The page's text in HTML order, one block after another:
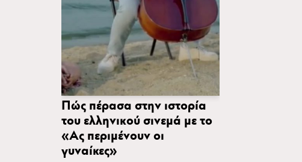
Πώς πέρασα στην ιστορία
του ελληνικού σινεμά με το
«Ας περιμένουν οι
γυναίκες»